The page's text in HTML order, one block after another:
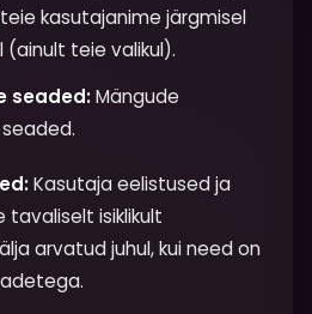
kasutajanime järgmisel
(ainult teie valikul).
seaded:Mängude
Kasutaja eelistused ja
tavaliselt isiklikult
arvatud juhul, kui need on